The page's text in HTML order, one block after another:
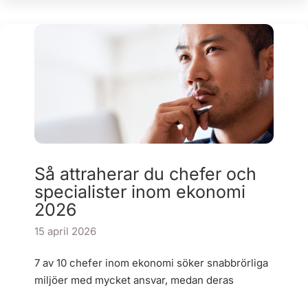
Så attraherar du chefer och
specialister inom ekonomi
2026
15 april 2026
7 av 10 chefer inom ekonomi söker snabbrörliga
miljöer med mycket ansvar, medan deras